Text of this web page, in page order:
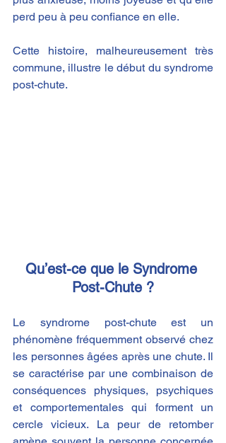
perd peu à peu confiance en elle.
Cette histoire, malheureusement très
commune, illustre le début du syndrome
post-chute.
Qu’est-ce que le Syndrome
Post-Chute ?
Le syndrome post-chute est un
phénomène fréquemment observé chez
les personnes âgées après une chute. Il
se caractérise par une combinaison de
conséquences physiques, psychiques
et comportementales qui forment un
cercle vicieux. La peur de retomber